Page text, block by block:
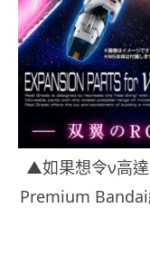
▲如果想令ν高
Premium Bandai